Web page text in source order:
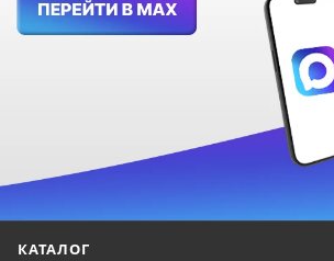
КАТАЛОГ